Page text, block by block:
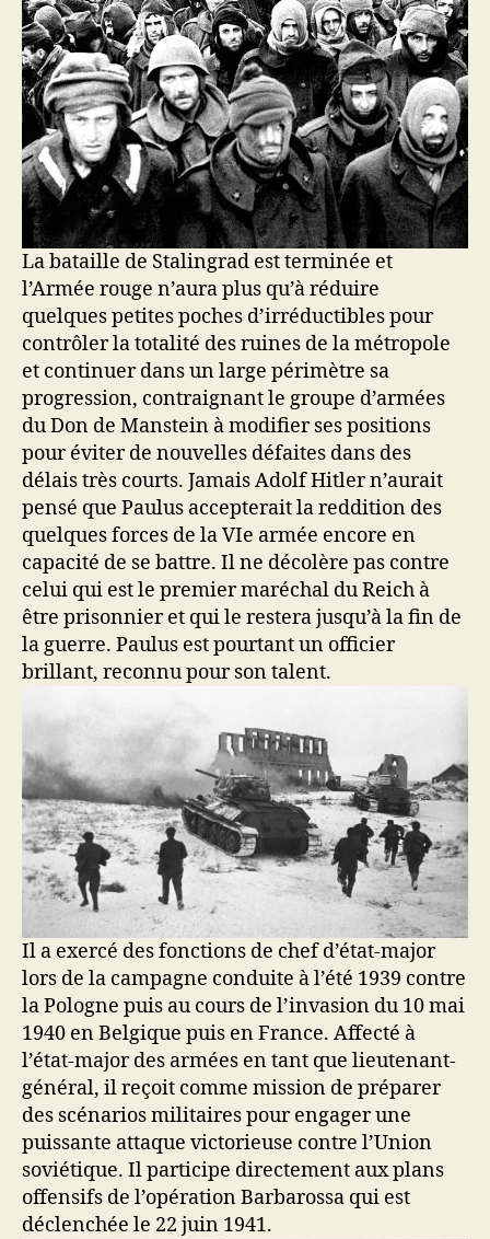
La bataille de Stalingrad est terminée et
l’Armée rouge n’aura plus qu’à réduire
quelques petites poches d’irréductibles pour
contrôler la totalité des ruines de la métropole
et continuer dans un large périmètre sa
progression, contraignant le groupe d’armées
du Don de Manstein à modifier ses positions
pour éviter de nouvelles défaites dans des
délais très courts. Jamais Adolf Hitler n’aurait
pensé que Paulus accepterait la reddition des
quelques forces de la VIe armée encore en
capacité de se battre. Il ne décolère pas contre
celui qui est le premier maréchal du Reich à
être prisonnier et qui le restera jusqu’à la fin de
la guerre. Paulus est pourtant un officier
brillant, reconnu pour son talent.
Il a exercé des fonctions de chef d’état-major
lors de la campagne conduite à l’été 1939 contre
la Pologne puis au cours de l’invasion du 10 mai
1940 en Belgique puis en France. Affecté à
l’état-major des armées en tant que lieutenant-
général, il reçoit comme mission de préparer
des scénarios militaires pour engager une
puissante attaque victorieuse contre l’Union
soviétique. Il participe directement aux plans
offensifs de l’opération Barbarossa qui est
déclenchée le 22 juin 1941.